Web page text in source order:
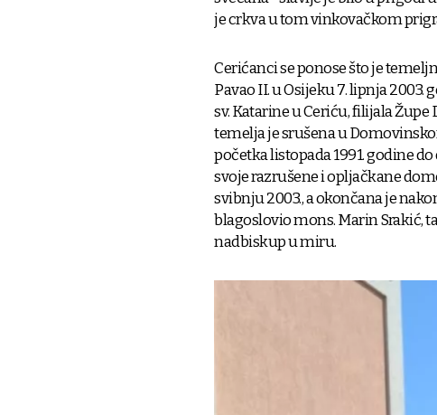
je crkva u tom vinkovačkom
Cerićanci se ponose što je
Pavao II. u Osijeku 7. lipnja
sv. Katarine u Ceriću, filijala Župe
temelja je srušena u
početka listopada 1991. godine
svoje razrušene i opljačkane
svibnju 2003., a okončana je
blagoslovio mons. Marin Srakić,
nadbiskup u miru.